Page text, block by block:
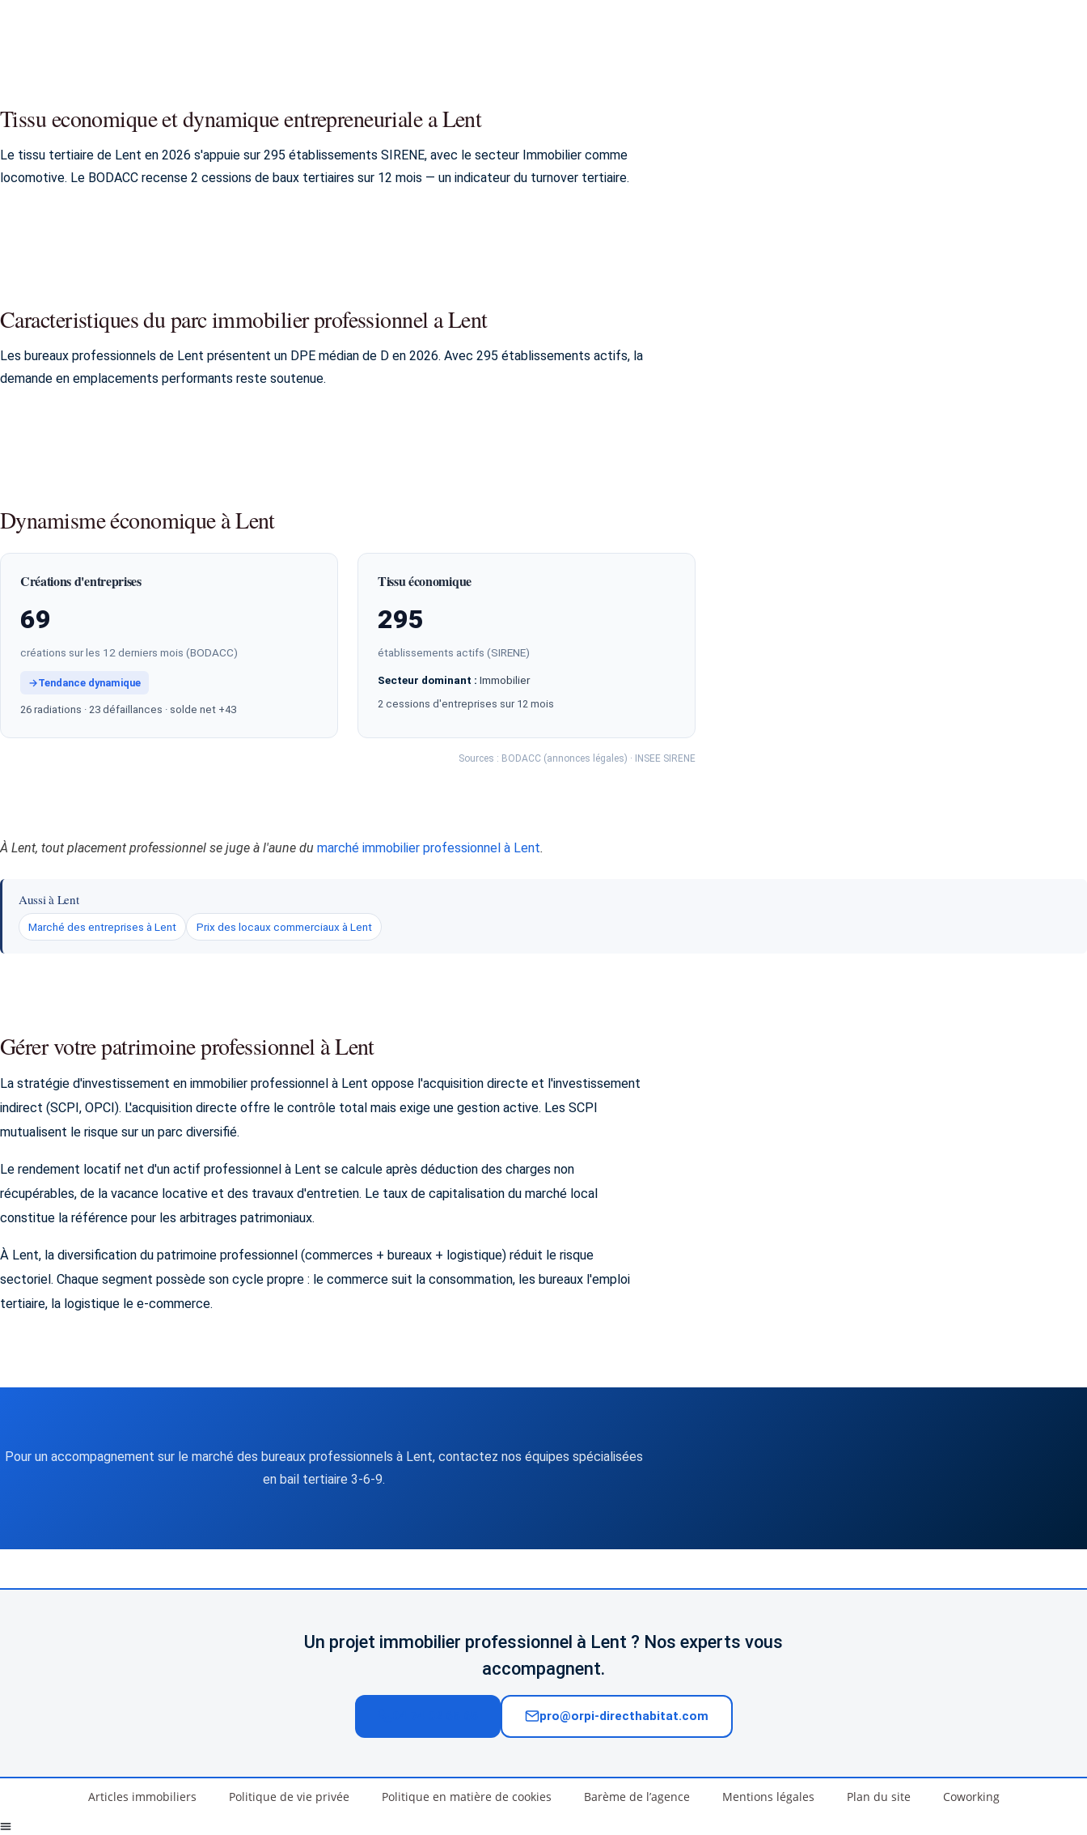
Tissu economique et dynamique entrepreneuriale a Lent
Le tissu tertiaire de Lent en 2026 s'appuie sur 295 établissements SIRENE, avec le secteur Immobilier comme
locomotive. Le BODACC recense 2 cessions de baux tertiaires sur 12 mois — un indicateur du turnover tertiaire.
Caracteristiques du parc immobilier professionnel a Lent
Les bureaux professionnels de Lent présentent un DPE médian de D en 2026. Avec 295 établissements actifs, la
demande en emplacements performants reste soutenue.
Dynamisme économique à Lent
Créations d'entreprises
69
créations sur les 12 derniers mois (BODACC)
→Tendance dynamique
26 radiations · 23 défaillances · solde net +43
Tissu économique
295
établissements actifs (SIRENE)
Secteur dominant : Immobilier
2 cessions d'entreprises sur 12 mois
Sources : BODACC (annonces légales) · INSEE SIRENE
À Lent, tout placement professionnel se juge à l'aune du marché immobilier professionnel à Lent.
Aussi à Lent
Marché des entreprises à Lent Prix des locaux commerciaux à Lent
Gérer votre patrimoine professionnel à Lent
La stratégie d'investissement en immobilier professionnel à Lent oppose l'acquisition directe et l'investissement
indirect (SCPI, OPCI). L'acquisition directe offre le contrôle total mais exige une gestion active. Les SCPI
mutualisent le risque sur un parc diversifié.
Le rendement locatif net d'un actif professionnel à Lent se calcule après déduction des charges non
récupérables, de la vacance locative et des travaux d'entretien. Le taux de capitalisation du marché local
constitue la référence pour les arbitrages patrimoniaux.
À Lent, la diversification du patrimoine professionnel (commerces + bureaux + logistique) réduit le risque
sectoriel. Chaque segment possède son cycle propre : le commerce suit la consommation, les bureaux l'emploi
tertiaire, la logistique le e-commerce.
Pour un accompagnement sur le marché des bureaux professionnels à Lent, contactez nos équipes spécialisées
en bail tertiaire 3-6-9.
Un projet immobilier professionnel à Lent ? Nos experts vous
accompagnent.
pro@orpi-directhabitat.com
Articles immobiliers Politique de vie privée Politique en matière de cookies Barème de l’agence Mentions légales Plan du site Coworking